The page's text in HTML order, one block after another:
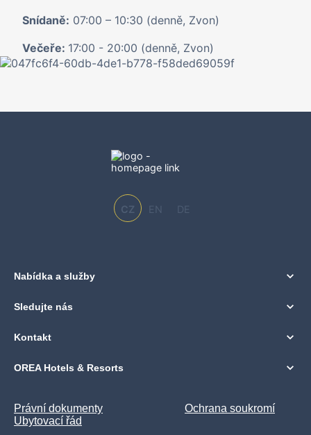
Snídaně: 07:00 – 10:30 (denně, Zvon)
Večeře: 17:00 - 20:00 (denně, Zvon)
CZ EN DE
Nabídka a služby
Sledujte nás
Kontakt
OREA Hotels & Resorts
Právní dokumenty
Ochrana soukromí
Ubytovací řád